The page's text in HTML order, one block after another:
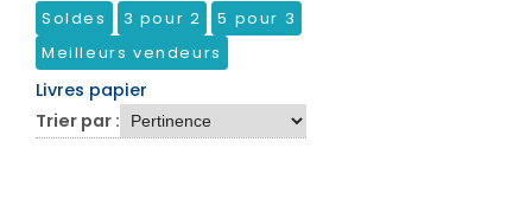
Soldes 3 pour 2
5 pour 3
Meilleurs vendeurs
Livres papier
Trier par :